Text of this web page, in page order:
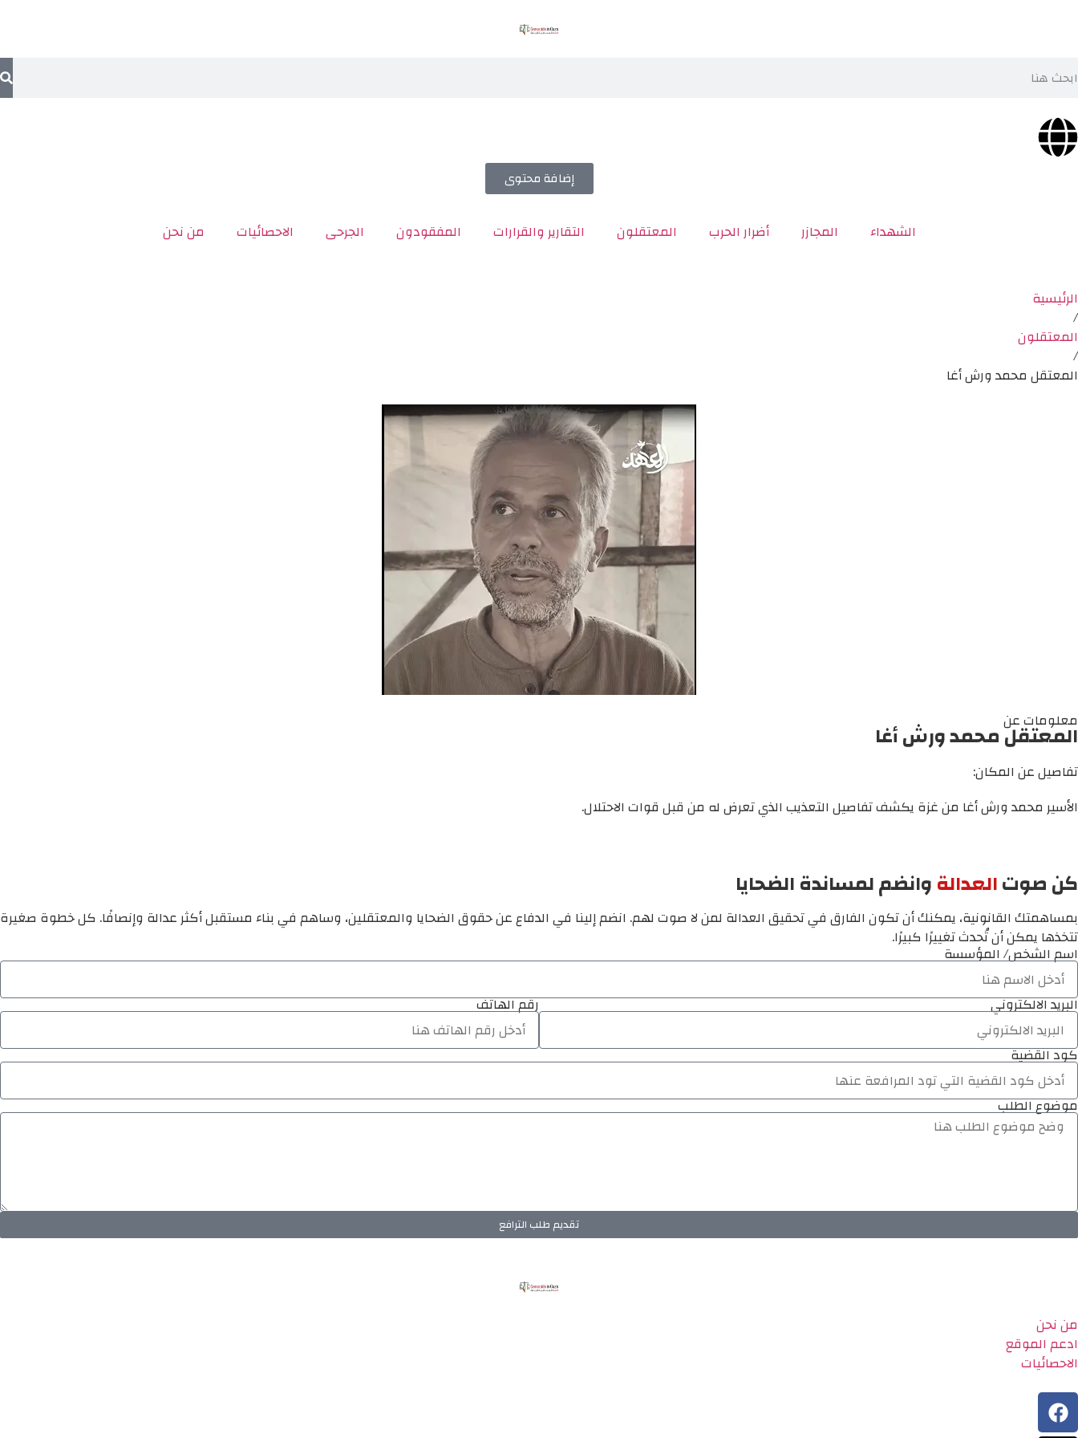
إضافة محتوى
الشهداء المجازر أضرار الحرب المعتقلون التقارير والقرارات المفقودون الجرحى الاحصائيات من نحن
الرئيسية
/
المعتقلون
/
المعتقل محمد ورش أغا
معلومات عن
المعتقل محمد ورش أغا
تفاصيل عن المكان:
الأسير محمد ورش أغا من غزة يكشف تفاصيل التعذيب الذي تعرض له من قبل قوات الاحتلال.
كن صوتالعدالةوانضم لمساندة الضحايا
بمساهمتك القانونية، يمكنك أن تكون الفارق في تحقيق العدالة لمن لا صوت لهم. انضم إلينا في الدفاع عن حقوق الضحايا والمعتقلين، وساهم في بناء مستقبل أكثر عدالة وإنصافًا. كل خطوة صغيرة
تتخذها يمكن أن تُحدث تغييرًا كبيرًا.
اسم الشخص/ المؤسسة
البريد الالكتروني رقم الهاتف
كود القضية
موضوع الطلب
تقديم طلب الترافع
من نحن
ادعم الموقع
الاحصائيات